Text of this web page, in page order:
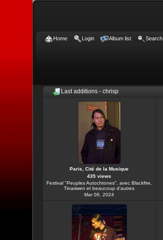
Home Login Album list Search
Last additions - chrisp
Paris, Cité de la Musique
435 views
Festival "Peuples Autochtones", avec Blackfire,
Tinariwen et beaucoup d'autres
Mar 06, 2024